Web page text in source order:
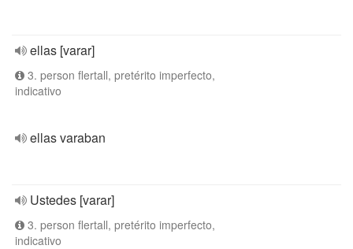
ellas [varar]
3. person flertall, pretérito imperfecto,
indicativo
ellas varaban
Ustedes [varar]
3. person flertall, pretérito imperfecto,
indicativo